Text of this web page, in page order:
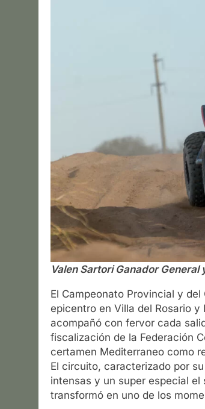
Valen Sartori Ganador General
El Campeonato Provincial y
epicentro en Villa del Rosario
acompañó con fervor cada
fiscalización de la Federación
certamen Mediterraneo como
El circuito, caracterizado por
intensas y un super especial
transformó en uno de los